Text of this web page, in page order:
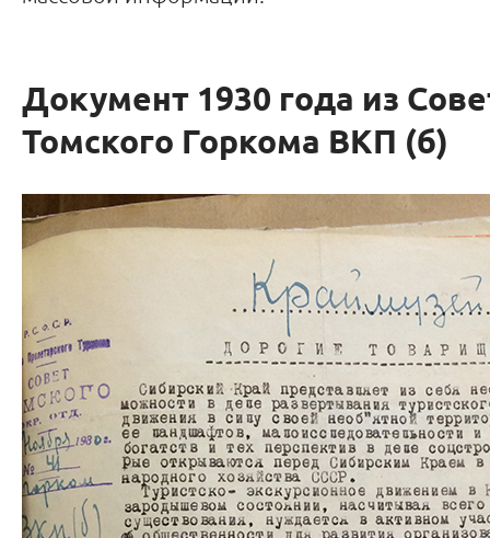
Документ 1930 года из
Томского Горкома ВКП (б)